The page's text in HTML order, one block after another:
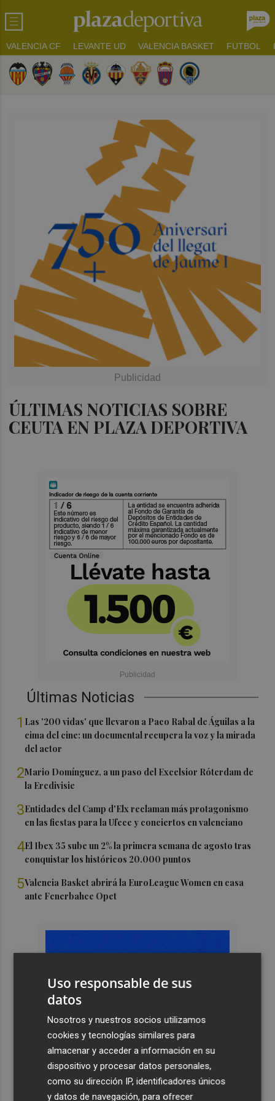
VALENCIA CF LEVANTE UD VALENCIA BASKET FUTBOL
ÚLTIMAS NOTICIAS SOBRE
CEUTA EN PLAZA DEPORTIVA
Últimas Noticias
1 Las '200 vidas' que llevaron a Paco Rabal de Águilas a la
cima del cine: un documental recupera la voz y la mirada
del actor
2Mario Domínguez, a un paso del Excelsior Róterdam de
la Eredivisie
3Entidades del Camp d'Elx reclaman más protagonismo
en las fiestas para la Ufece y conciertos en valenciano
4El Ibex 35 sube un 2% la primera semana de agosto tras
conquistar los históricos 20.000 puntos
5Valencia Basket abrirá la EuroLeague Women en casa
ante Fenerbahce Opet
Uso responsable de sus
datos
Nosotros y nuestros socios utilizamos
cookies y tecnologías similares para
almacenar y acceder a información en su
dispositivo y procesar datos personales,
como su dirección IP, identificadores únicos
y datos de navegación, para ofrecer